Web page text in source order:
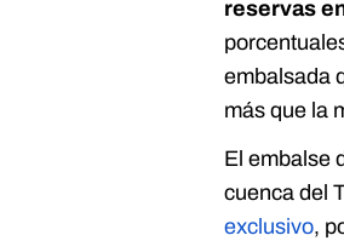
reservas
embalsada
más que la
El embalse
cuenca del
exclusivo,